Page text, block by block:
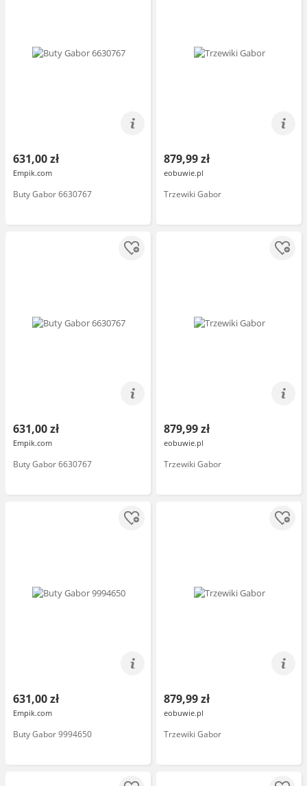
631,00 zł
Empik.com
Buty Gabor 6630767
879,99 zł
eobuwie.pl
Trzewiki Gabor
631,00 zł
Empik.com
Buty Gabor 6630767
879,99 zł
eobuwie.pl
Trzewiki Gabor
631,00 zł
Empik.com
Buty Gabor 9994650
879,99 zł
eobuwie.pl
Trzewiki Gabor